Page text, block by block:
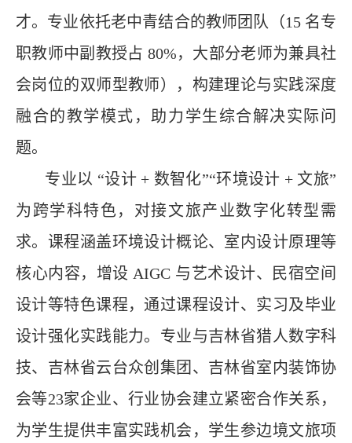
才。专业依托老中青结合的教师团队（15 名专
职教师中副教授占 80%，大部分老师为兼具社
会岗位的双师型教师），构建理论与实践深度
融合的教学模式，助力学生综合解决实际问
题。
专业以 “设计 + 数智化”“环境设计 + 文旅”
为跨学科特色，对接文旅产业数字化转型需
求。课程涵盖环境设计概论、室内设计原理等
核心内容，增设 AIGC 与艺术设计、民宿空间
设计等特色课程，通过课程设计、实习及毕业
设计强化实践能力。专业与吉林省猎人数字科
技、吉林省云台众创集团、吉林省室内装饰协
会等23家企业、行业协会建立紧密合作关系，
为学生提供丰富实践机会，学生参边境文旅项